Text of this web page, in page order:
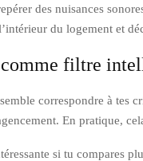
des nuisances
du logement et
filtre
correspondre à tes
En pratique,
si tu compares